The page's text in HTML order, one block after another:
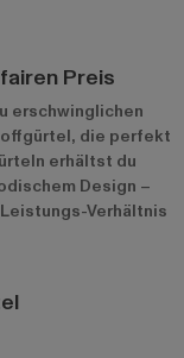
Preis
erschwinglichen
die perfekt
erhältst du
Design –
Verhältnis